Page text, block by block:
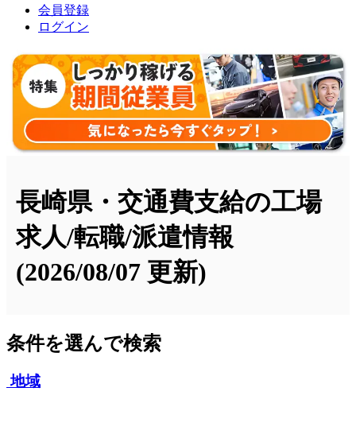
会員登録
ログイン
長崎県・交通費支給の工場
求人/転職/派遣情報
(2026/08/07 更新)
条件を選んで検索
地域